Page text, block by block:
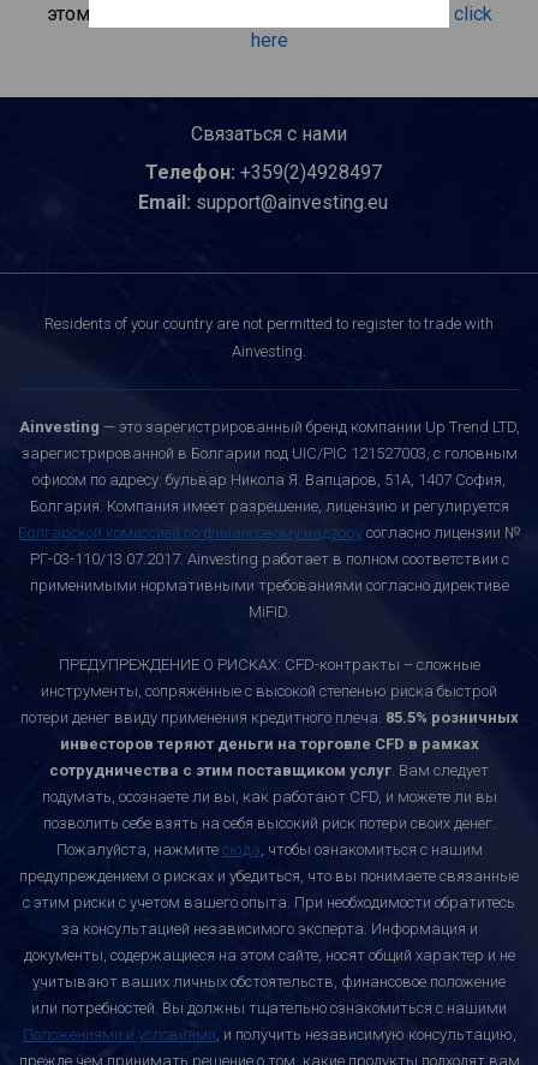
этом инвестиционном продукте, пожалуйста click
here
Связаться с нами
Телефон: +359(2)4928497
Email: support@ainvesting.eu
Residents of your country are not permitted to register to trade with
Ainvesting.
Ainvesting — это зарегистрированный бренд компании Up Trend LTD,
зарегистрированной в Болгарии под UIC/PIC 121527003, с головным
офисом по адресу: бульвар Никола Я. Вапцаров, 51A, 1407 София,
Болгария. Компания имеет разрешение, лицензию и регулируется
Болгарской комиссией по финансовому надзору согласно лицензии №
РГ-03-110/13.07.2017. Ainvesting работает в полном соответствии с
применимыми нормативными требованиями согласно директиве
MiFID.
ПРЕДУПРЕЖДЕНИЕ О РИСКАХ: CFD-контракты – сложные
инструменты, сопряжённые с высокой степенью риска быстрой
потери денег ввиду применения кредитного плеча. 85.5% розничных
инвесторов теряют деньги на торговле CFD в рамках
сотрудничества с этим поставщиком услуг. Вам следует
подумать, осознаете ли вы, как работают CFD, и можете ли вы
позволить себе взять на себя высокий риск потери своих денег.
Пожалуйста, нажмите сюда, чтобы ознакомиться с нашим
предупреждением о рисках и убедиться, что вы понимаете связанные
с этим риски с учетом вашего опыта. При необходимости обратитесь
за консультацией независимого эксперта. Информация и
документы, содержащиеся на этом сайте, носят общий характер и не
учитывают ваших личных обстоятельств, финансовое положение
или потребностей. Вы должны тщательно ознакомиться с нашими
Положениями и условиями, и получить независимую консультацию,
прежде чем принимать решение о том, какие продукты подходят вам